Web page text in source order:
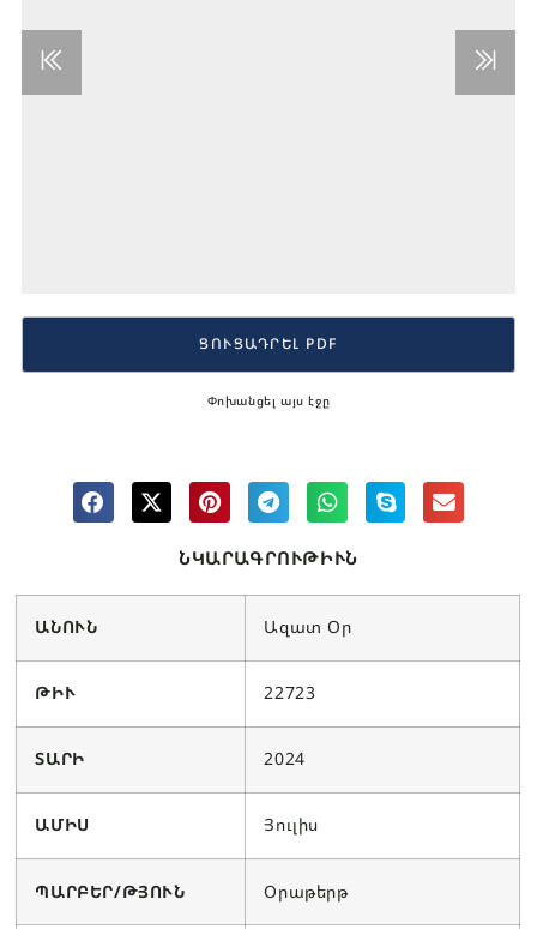
ՆԿԱՐԱԳՐՈՒԹԻՒՆ
ԱՆՈՒՆ Ազատ Օր
ԹԻՒ 22723
ՏԱՐԻ 2024
ԱՄԻՍ Յուլիս
ՊԱՐԲԵՐ/ԹՅՈՒՆ Օրաթերթ
Փոխանցել այս էջը
ՑՈՒՑԱԴՐԵԼ PDF